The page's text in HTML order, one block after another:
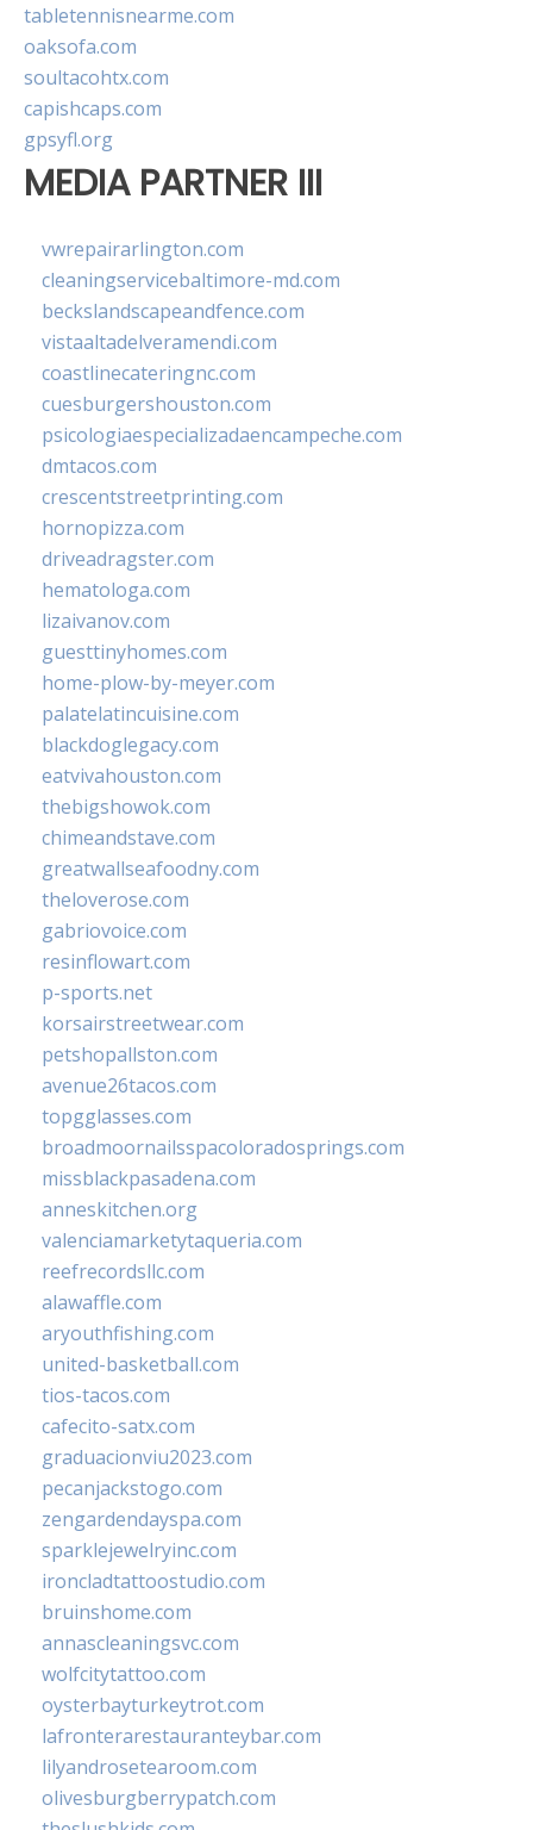
tabletennisnearme.com
oaksofa.com
soultacohtx.com
capishcaps.com
gpsyfl.org
MEDIA PARTNER III
vwrepairarlington.com
cleaningservicebaltimore-md.com
beckslandscapeandfence.com
vistaaltadelveramendi.com
coastlinecateringnc.com
cuesburgershouston.com
psicologiaespecializadaencampeche.com
dmtacos.com
crescentstreetprinting.com
hornopizza.com
driveadragster.com
hematologa.com
lizaivanov.com
guesttinyhomes.com
home-plow-by-meyer.com
palatelatincuisine.com
blackdoglegacy.com
eatvivahouston.com
thebigshowok.com
chimeandstave.com
greatwallseafoodny.com
theloverose.com
gabriovoice.com
resinflowart.com
p-sports.net
korsairstreetwear.com
petshopallston.com
avenue26tacos.com
topgglasses.com
broadmoornailsspacoloradosprings.com
missblackpasadena.com
anneskitchen.org
valenciamarketytaqueria.com
reefrecordsllc.com
alawaffle.com
aryouthfishing.com
united-basketball.com
tios-tacos.com
cafecito-satx.com
graduacionviu2023.com
pecanjackstogo.com
zengardendayspa.com
sparklejewelryinc.com
ironcladtattoostudio.com
bruinshome.com
annascleaningsvc.com
wolfcitytattoo.com
oysterbayturkeytrot.com
lafronterarestauranteybar.com
lilyandrosetearoom.com
olivesburgberrypatch.com